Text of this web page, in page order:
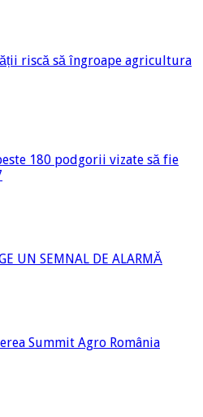
riscă să îngroape agricultura
180 podgorii vizate să fie
UN SEMNAL DE ALARMĂ
Summit Agro România